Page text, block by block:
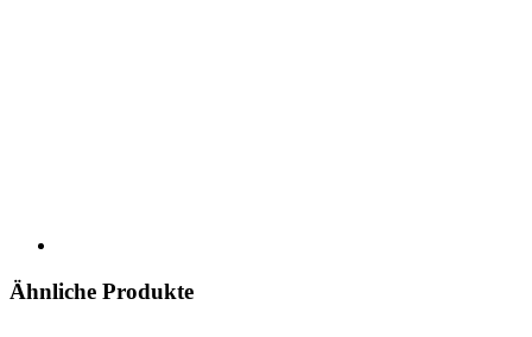
Ähnliche Produkte